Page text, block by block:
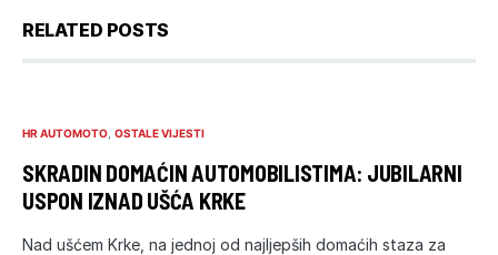
RELATED POSTS
HR AUTOMOTO OSTALE VIJESTI
SKRADIN DOMAĆIN AUTOMOBILISTIMA: JUBILARNI
USPON IZNAD UŠĆA KRKE
Nad ušćem Krke, na jednoj od najljepših domaćih staza za